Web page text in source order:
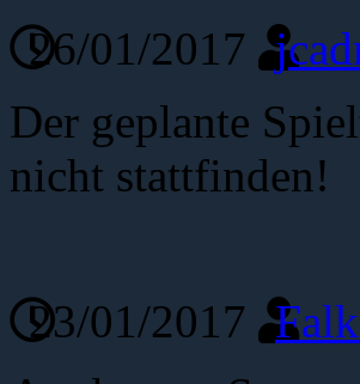
26/01/2017
Der geplante
nicht stattfinden!
23/01/2017